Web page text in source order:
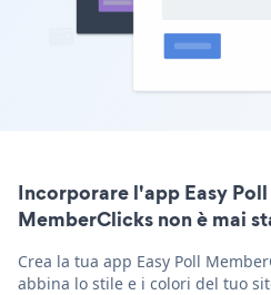
Incorporare l'app Easy
MemberClicks non è mai
Crea la tua app Easy Poll
abbina lo stile e i colori del tuo